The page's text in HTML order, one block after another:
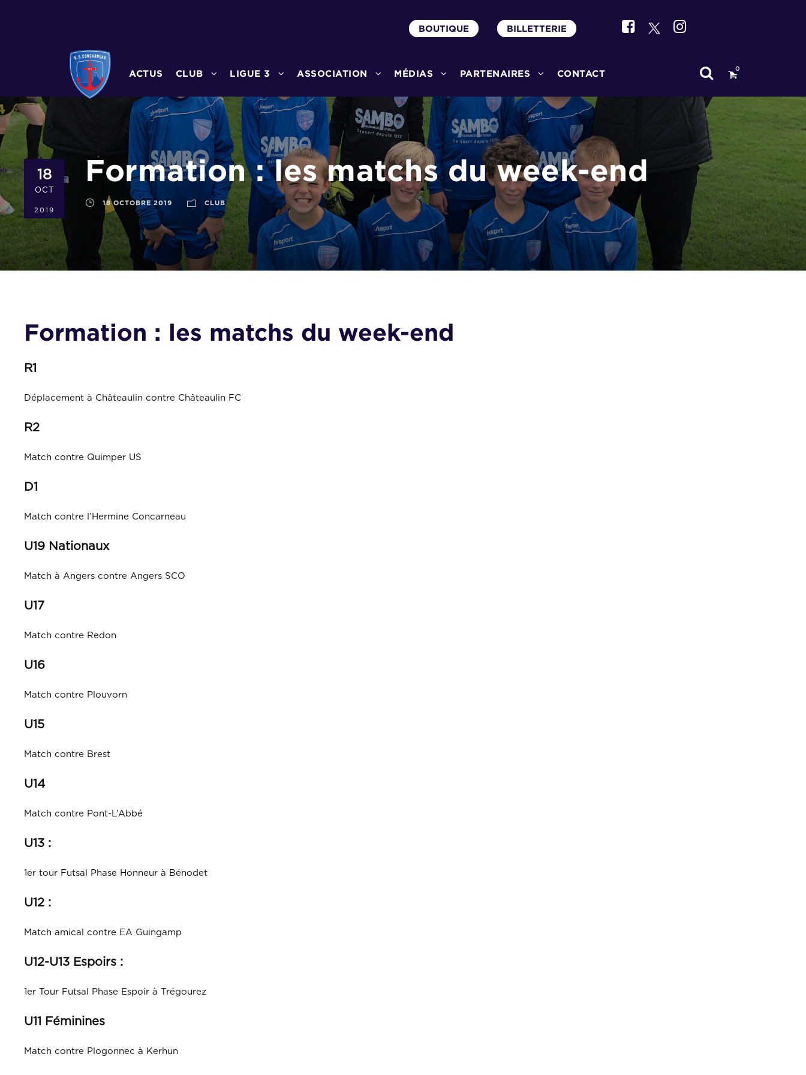
BOUTIQUE BILLETTERIE
ACTUS CLUB LIGUE 3 ASSOCIATION MÉDIAS PARTENAIRES CONTACT 0
18
OCT
2019
Formation : les matchs du week-end
18 OCTOBRE 2019 CLUB
Formation : les matchs du week-end
R1
Déplacement à Châteaulin contre Châteaulin FC
R2
Match contre Quimper US
D1
Match contre l’Hermine Concarneau
U19 Nationaux
Match à Angers contre Angers SCO
U17
Match contre Redon
U16
Match contre Plouvorn
U15
Match contre Brest
U14
Match contre Pont-L’Abbé
U13 :
1er tour Futsal Phase Honneur à Bénodet
U12 :
Match amical contre EA Guingamp
U12-U13 Espoirs :
1er Tour Futsal Phase Espoir à Trégourez
U11 Féminines
Match contre Plogonnec à Kerhun